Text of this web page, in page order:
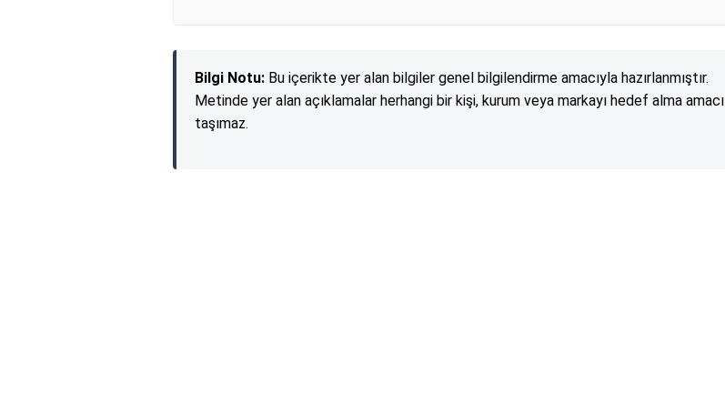
Bilgi Notu: Bu içerikte yer alan bilgiler genel bilgilendirme amacıyla hazırlanmıştır.
Metinde yer alan açıklamalar herhangi bir kişi, kurum veya markayı hedef alma amacı
taşımaz.